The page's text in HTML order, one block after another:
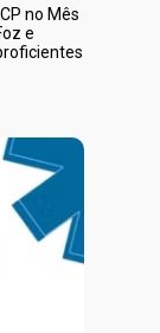
no Mês
e